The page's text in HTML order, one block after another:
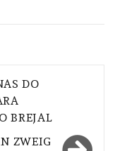
DO
BREJAL
ZWEIG